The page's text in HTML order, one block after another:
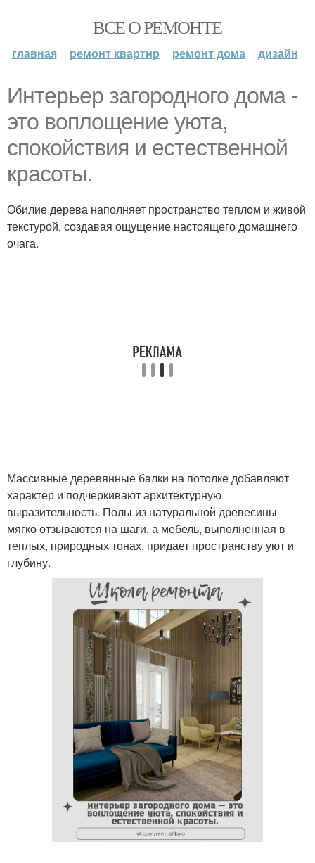
ВСЕ О РЕМОНТЕ
главная ремонт квартир ремонт дома дизайн
Интерьер загородного дома -
это воплощение уюта,
спокойствия и естественной
красоты.
Обилие дерева наполняет пространство теплом и живой
текстурой, создавая ощущение настоящего домашнего
очага.
Массивные деревянные балки на потолке добавляют
характер и подчеркивают архитектурную
выразительность. Полы из натуральной древесины
мягко отзываются на шаги, а мебель, выполненная в
теплых, природных тонах, придает пространству уют и
глубину.